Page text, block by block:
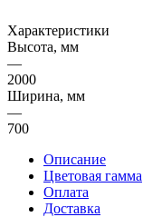
Характеристики
Высота, мм
—
2000
Ширина, мм
—
700
Описание
Цветовая гамма
Оплата
Доставка